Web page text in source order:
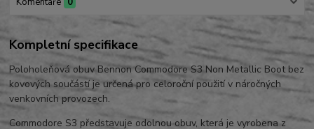
Kompletní specifikace
Poloholeňová obuv Bennon Commodore S3 Non Metallic Boot bez
kovových součástí je určená pro celoroční použití v náročných
venkovních provozech.
Commodore S3 představuje odolnou obuv, která je vyrobena z